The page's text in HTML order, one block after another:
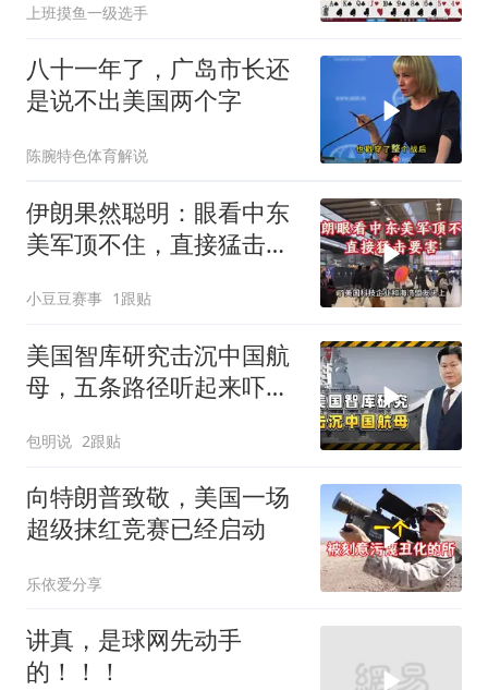
上班摸鱼一级选手
八十一年了，广岛市长还
是说不出美国两个字
陈腕特色体育解说
伊朗果然聪明：眼看中东
美军顶不住，直接猛击要
小豆豆赛事 1跟贴
美国智库研究击沉中国航
母，五条路径听起来吓
包明说 2跟贴
向特朗普致敬，美国一场
超级抹红竞赛已经启动
乐依爱分享
讲真，是球网先动手
的！！！